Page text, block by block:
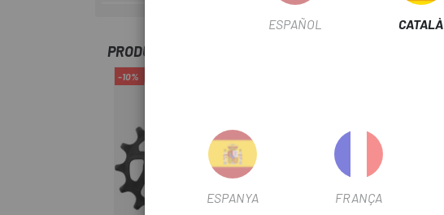
PRODUCTOS SIMILARES
-10%
ESPAÑOL CATALÀ
ESPANYA FRANÇA